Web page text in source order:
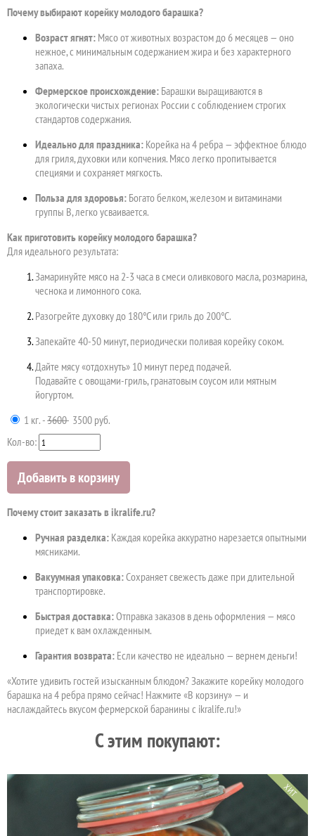
Почему выбирают корейку молодого барашка?
Возраст ягнят: Мясо от животных возрастом до 6 месяцев — оно
нежное, с минимальным содержанием жира и без характерного
запаха.
Фермерское происхождение: Барашки выращиваются в
экологически чистых регионах России с соблюдением строгих
стандартов содержания.
Идеально для праздника: Корейка на 4 ребра — эффектное блюдо
для гриля, духовки или копчения. Мясо легко пропитывается
специями и сохраняет мягкость.
Польза для здоровья: Богато белком, железом и витаминами
группы B, легко усваивается.
Как приготовить корейку молодого барашка?
Для идеального результата:
Замаринуйте мясо на 2-3 часа в смеси оливкового масла, розмарина,
чеснока и лимонного сока.
Разогрейте духовку до 180°C или гриль до 200°C.
Запекайте 40-50 минут, периодически поливая корейку соком.
Дайте мясу «отдохнуть» 10 минут перед подачей.
Подавайте с овощами-гриль, гранатовым соусом или мятным
йогуртом.
1 кг. -3600 3500 руб.
Кол-во:
Добавить в корзину
Почему стоит заказать в ikralife.ru?
Ручная разделка: Каждая корейка аккуратно нарезается опытными
мясниками.
Вакуумная упаковка:Сохраняет свежесть даже при длительной
транспортировке.
Быстрая доставка:Отправка заказов в день оформления — мясо
приедет к вам охлажденным.
Гарантия возврата: Если качество не идеально — вернем деньги!
«Хотите удивить гостей изысканным блюдом? Закажите корейку молодого
барашка на 4 ребра прямо сейчас! Нажмите «В корзину» — и
наслаждайтесь вкусом фермерской баранины с ikralife.ru!»
C этим покупают:
ХИТ